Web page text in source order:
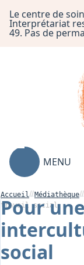
Le centre de
Interprétariat
49. Pas de
MENU
Association
Centre de
Accueil Médiathèque
travail social
Pour
social